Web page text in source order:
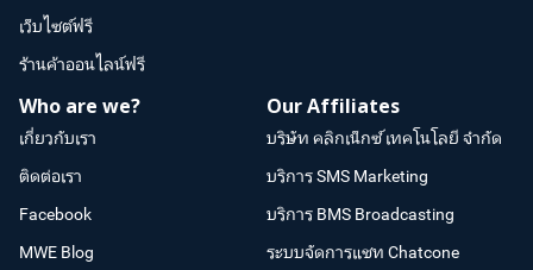
เว็บไซต์ฟรี
ร้านค้าออนไลน์ฟรี
Who are we?
เกี่ยวกับเรา
ติดต่อเรา
Facebook
MWE Blog
Our Affiliates
บริษัท คลิกเน็กซ์ เทคโนโลยี จำกัด
บริการ SMS Marketing
บริการ BMS Broadcasting
ระบบจัดการแชท Chatcone